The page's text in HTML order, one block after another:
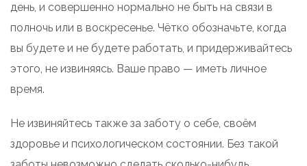
день, и совершенно нормально не быть на связи в
полночь или в воскресенье. Чётко обозначьте, когда
вы будете и не будете работать, и придерживайтесь
этого, не извиняясь. Ваше право — иметь личное
время.
Не извиняйтесь также за заботу о себе, своём
здоровье и психологическом состоянии. Без такой